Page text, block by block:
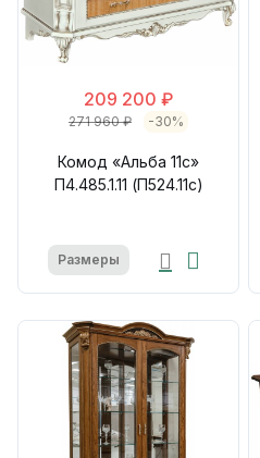
209 200 ₽
271 960 ₽ -30%
Комод «Альба 11с»
П4.485.1.11 (П524.11с)
Размеры